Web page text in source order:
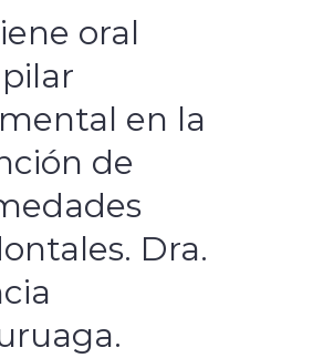
oral
en la
de
Dra.